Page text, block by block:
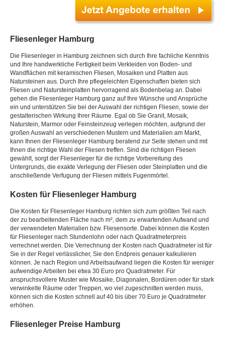
Fliesenleger Hamburg
Die Fliesenleger in Hamburg zeichnen sich durch Ihre fachliche Kenntnis
und Ihre handwerkliche Fertigkeit beim Verkleiden von Boden- und
Wandflächen mit keramischen Fliesen, Mosaiken und Platten aus
Natursteinen aus. Durch Ihre pflegeleichten Eigenschaften bieten sich
Fliesen und Natursteinplatten hervorragend als Bodenbelag an. Dabei
gehen die Fliesenleger Hamburg ganz auf Ihre Wünsche und Ansprüche
ein und unterstützen Sie bei der Auswahl der richtigen Fliesen, sowie der
gestalterischen Wirkung Ihrer Räume. Egal ob Sie Granit, Mosaik,
Naturstein, Marmor oder Feinsteinzeug verlegen möchten, aufgrund der
großen Auswahl an verschiedenen Mustern und Materialien am Markt,
kann Ihnen der Fliesenleger Hamburg beratend zur Seite stehen und mit
Ihnen die richtige Wahl der Fliesen treffen. Sind die richtigen Fliesen
gewählt, sorgt der Fliesenleger für die richtige Vorbereitung des
Untergrunds, die exakte Verlegung der Fliesen oder Steinplatten und die
anschließende Verfugung der Fliesen mittels Fugenmörtel.
Kosten für Fliesenleger Hamburg
Die Kosten für Fliesenleger Hamburg richten sich zum größten Teil nach
der zu bearbeitenden Fläche nach m², dem zu erwartenden Aufwand und
der verwendeten Materialien bzw. Fliesensorte. Dabei können die Kosten
für Fliesenleger nach Stundenlohn oder nach Quadratmeterpreis
verrechnet werden. Die Verrechnung der Kosten nach Quadratmeter ist für
Sie in der Regel verlässlicher, Sie den Endpreis genauer kalkulieren
können. Je nach Region und Arbeitsaufwand liegen die Kosten für weniger
aufwendige Arbeiten bei etwa 30 Euro pro Quadratmeter. Für
anspruchsvollere Muster wie Mosaike, Diagonalen, Bordüren oder für stark
verwinkelte Räume oder Treppen, wo viel zugeschnitten werden muss,
können sich die Kosten schnell auf 40 bis über 70 Euro je Quadratmeter
erhöhen.
Fliesenleger Preise Hamburg